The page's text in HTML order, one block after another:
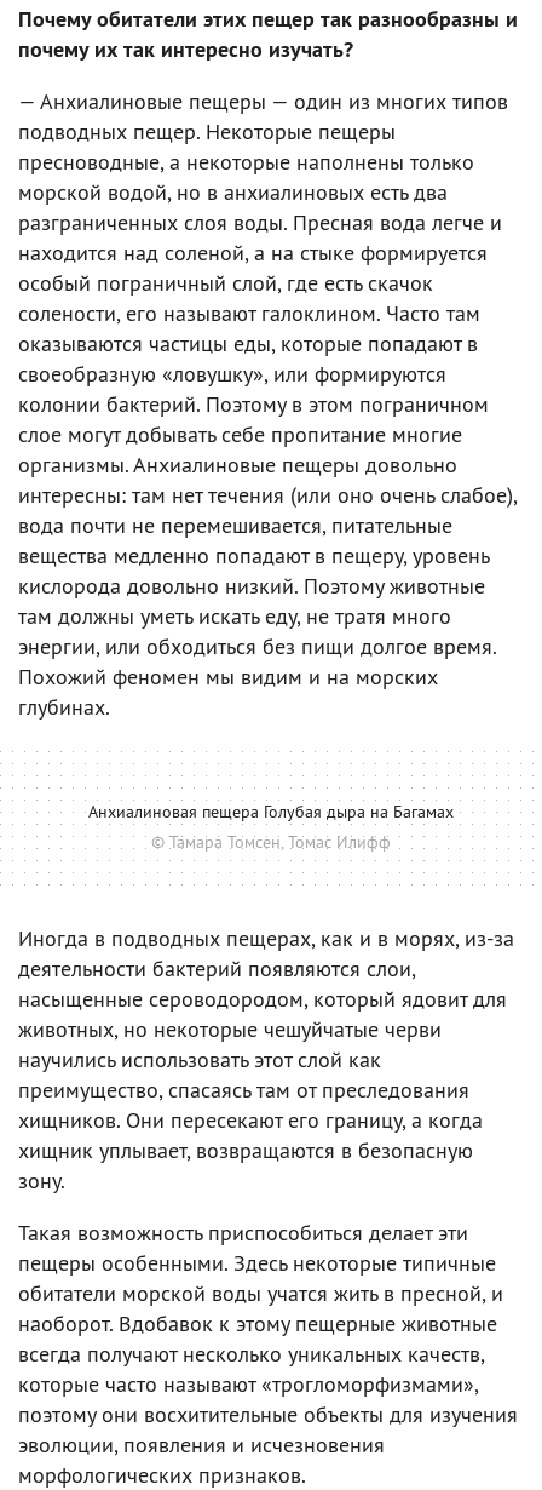
Почему обитатели этих пещер так разнообразны и
почему их так интересно изучать?
— Анхиалиновые пещеры — один из многих типов
подводных пещер. Некоторые пещеры
пресноводные, а некоторые наполнены только
морской водой, но в анхиалиновых есть два
разграниченных слоя воды. Пресная вода легче и
находится над соленой, а на стыке формируется
особый пограничный слой, где есть скачок
солености, его называют галоклином. Часто там
оказываются частицы еды, которые попадают в
своеобразную «ловушку», или формируются
колонии бактерий. Поэтому в этом пограничном
слое могут добывать себе пропитание многие
организмы. Анхиалиновые пещеры довольно
интересны: там нет течения (или оно очень слабое),
вода почти не перемешивается, питательные
вещества медленно попадают в пещеру, уровень
кислорода довольно низкий. Поэтому животные
там должны уметь искать еду, не тратя много
энергии, или обходиться без пищи долгое время.
Похожий феномен мы видим и на морских
глубинах.
Анхиалиновая пещера Голубая дыра на Багамах
© Тамара Томсен, Томас Илифф
Иногда в подводных пещерах, как и в морях, из-за
деятельности бактерий появляются слои,
насыщенные сероводородом, который ядовит для
животных, но некоторые чешуйчатые черви
научились использовать этот слой как
преимущество, спасаясь там от преследования
хищников. Они пересекают его границу, а когда
хищник уплывает, возвращаются в безопасную
зону.
Такая возможность приспособиться делает эти
пещеры особенными. Здесь некоторые типичные
обитатели морской воды учатся жить в пресной, и
наоборот. Вдобавок к этому пещерные животные
всегда получают несколько уникальных качеств,
которые часто называют «трогломорфизмами»,
поэтому они восхитительные объекты для изучения
эволюции, появления и исчезновения
морфологических признаков.